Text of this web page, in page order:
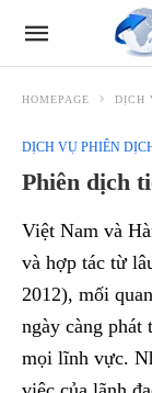
HOMEPAGE DỊCH
DỊCH VỤ PHIÊN
Phiên dịch
Việt Nam và
và hợp tác từ
2012), mối
ngày càng phát
mọi lĩnh vực.